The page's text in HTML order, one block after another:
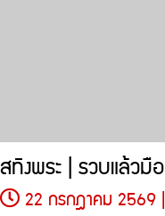
22 กรกฎาคม 2569 |